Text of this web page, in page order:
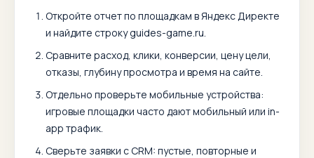
Откройте отчет по площадкам в Яндекс Директе
и найдите строкуguides-game.ru.
Сравните расход, клики, конверсии, цену цели,
отказы, глубину просмотра и время на сайте.
Отдельно проверьте мобильные устройства:
игровые площадки часто дают мобильный или in-
app трафик.
Сверьте заявки с CRM: пустые, повторные и